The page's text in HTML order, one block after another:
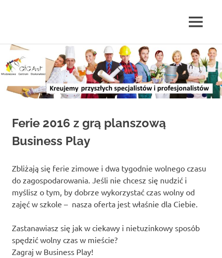
Skip
content
MENU
Ferie 2016 z grą planszową
Business Play
Zbliżają się ferie zimowe i dwa tygodnie wolnego czasu
do zagospodarowania. Jeśli nie chcesz się nudzić i
myślisz o tym, by dobrze wykorzystać czas wolny od
zajęć w szkole – nasza oferta jest właśnie dla Ciebie.
Zastanawiasz się jak w ciekawy i nietuzinkowy sposób
spędzić wolny czas w mieście?
Zagraj w Business Play!